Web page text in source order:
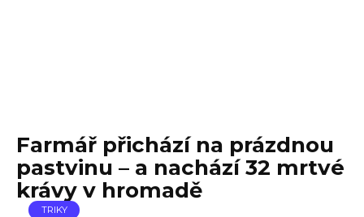
Farmář přichází na prázdnou
pastvinu – a nachází 32 mrtvé
krávy v hromadě
TRIKY